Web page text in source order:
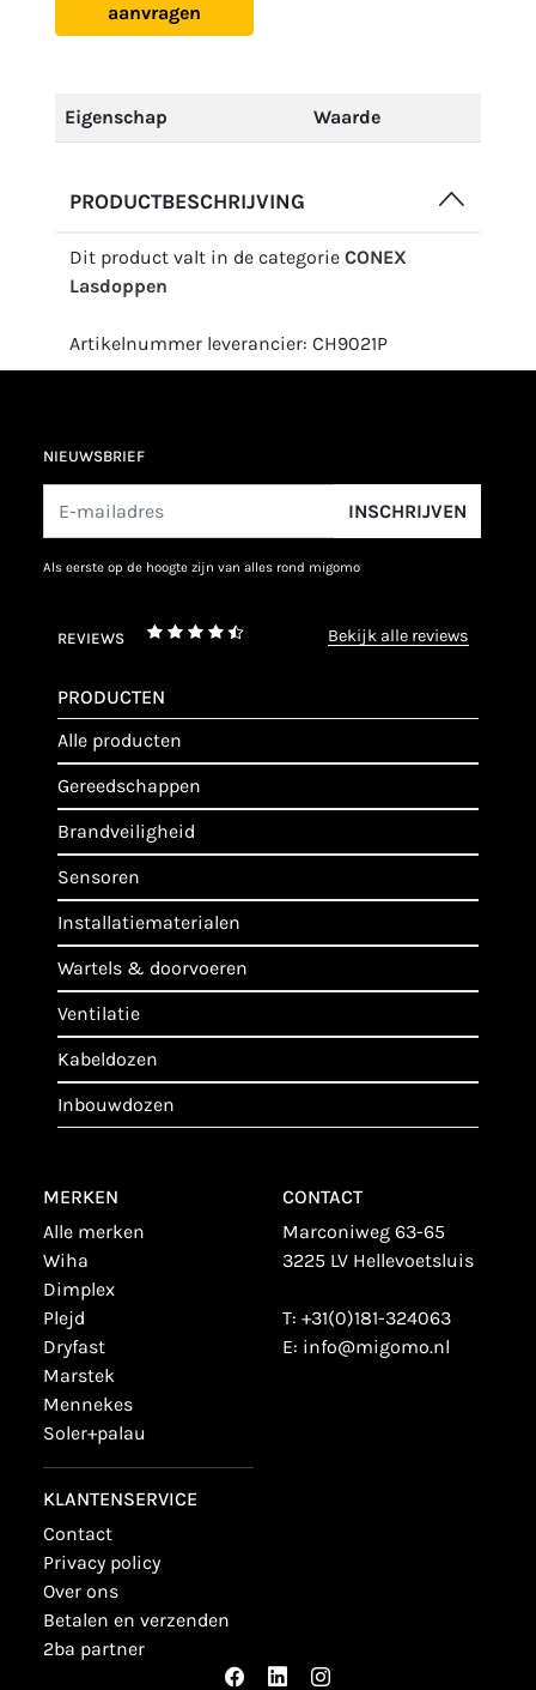
aanvragen
Eigenschap Waarde
PRODUCTBESCHRIJVING
Dit product valt in de categorie CONEX
Lasdoppen
Artikelnummer leverancier: CH9021P
NIEUWSBRIEF
INSCHRIJVEN
als eerste op de hoogte zijn van alles rond migomo
REVIEWS bekijk alle reviews
PRODUCTEN
alle producten
gereedschappen
brandveiligheid
sensoren
installatiematerialen
wartels & doorvoeren
ventilatie
kabeldozen
inbouwdozen
MERKEN
alle merken
wiha
dimplex
plejd
dryfast
marstek
mennekes
soler+palau
KLANTENSERVICE
contact
privacy policy
over ons
betalen en verzenden
2ba partner
CONTACT
Marconiweg 63-65
3225 LV Hellevoetsluis
T: +31(0)181-324063
E: info@migomo.nl